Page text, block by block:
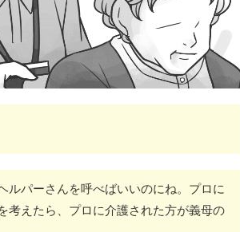
ルパーさんを呼べばいいのにね。プロに
考えたら、プロに介護された方が義母の